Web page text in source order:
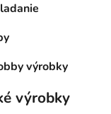
výrobky
výrobky